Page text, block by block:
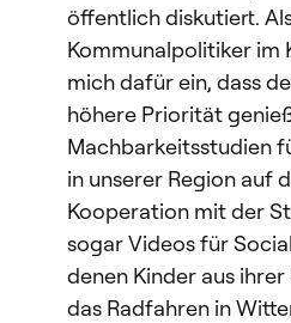
öffentlich diskutiert.
Kommunalpolitiker im
mich dafür ein, dass
höhere Priorität
Machbarkeitsstudien
in unserer Region auf
Kooperation mit der
sogar Videos für
denen Kinder aus
das Radfahren in